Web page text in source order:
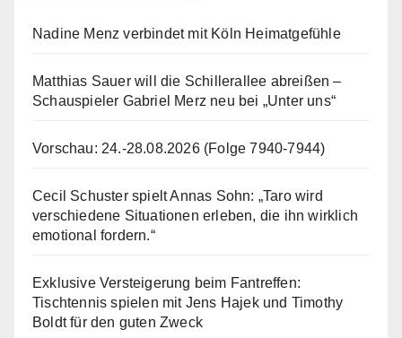
Nadine Menz verbindet mit Köln Heimatgefühle
Matthias Sauer will die Schillerallee abreißen –
Schauspieler Gabriel Merz neu bei „Unter uns“
Vorschau: 24.-28.08.2026 (Folge 7940-7944)
Cecil Schuster spielt Annas Sohn: „Taro wird
verschiedene Situationen erleben, die ihn wirklich
emotional fordern.“
Exklusive Versteigerung beim Fantreffen:
Tischtennis spielen mit Jens Hajek und Timothy
Boldt für den guten Zweck